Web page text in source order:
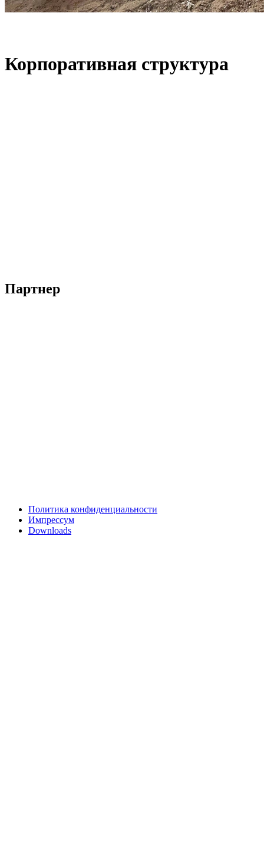
Корпоративная структура
Партнер
Политика конфиденциальности
Импрессум
Downloads